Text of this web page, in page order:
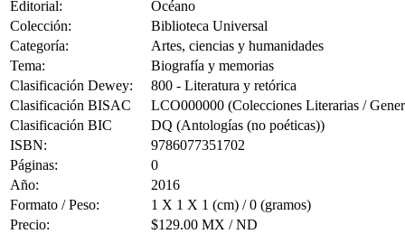
Editorial:
Océano
Colección:
Biblioteca Universal
Categoría:
Artes, ciencias y humanidades
Tema:
Biografía y memorias
Clasificación Dewey:
800 - Literatura y retórica
Clasificación BISAC
LCO000000 (Colecciones Literarias /
Clasificación BIC
DQ (Antologías (no poéticas))
ISBN:
9786077351702
Páginas:
0
Año:
2016
Formato / Peso:
1 X 1 X 1 (cm) / 0 (gramos)
Precio:
$129.00 MX / ND